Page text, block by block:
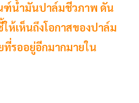
ฑ์น้ำมันปาล์มชีวภาพ ดัน
ห้เห็นถึงโอกาสของปาล์ม
รออยู่อีกมากมายใน